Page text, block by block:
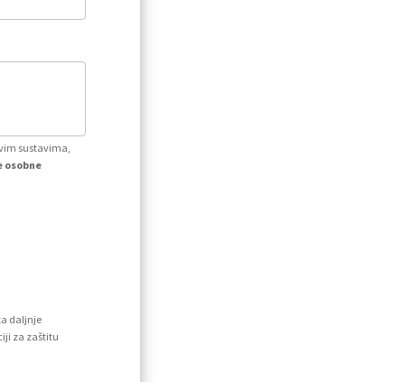
sustavima,
osobne
daljnje
za zaštitu